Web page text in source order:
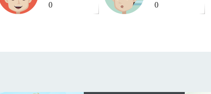
0 0